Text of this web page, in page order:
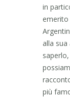
in
emerito
alla
più